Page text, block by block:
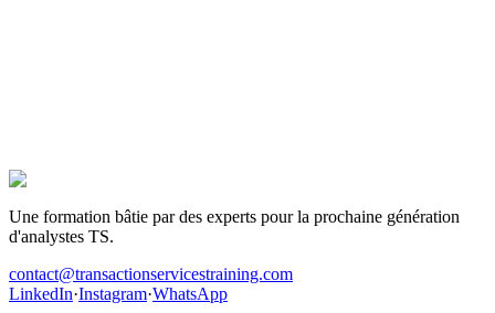
Être recruté en Transaction Services
Une formation bâtie par des experts pour la prochaine génération
d'analystes TS.
contact@transactionservicestraining.com
LinkedIn·Instagram·WhatsApp